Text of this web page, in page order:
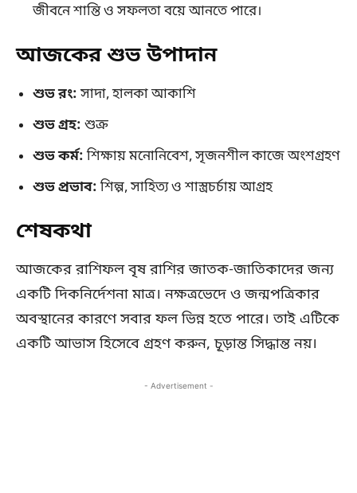
জীবনে শান্তি ও সফলতা বয়ে আনতে পারে।
আজকের শুভ উপাদান
শুভ রং:সাদা, হালকা আকাশি
শুভ গ্রহ: শুক্র
শুভ কর্ম:শিক্ষায় মনোনিবেশ, সৃজনশীল কাজে অংশগ্রহণ
শুভ প্রভাব:শিল্প, সাহিত্য ও শাস্ত্রচর্চায় আগ্রহ
শেষকথা
আজকের রাশিফল বৃষ রাশির জাতক-জাতিকাদের জন্য
একটি দিকনির্দেশনা মাত্র। নক্ষত্রভেদে ও জন্মপত্রিকার
অবস্থানের কারণে সবার ফল ভিন্ন হতে পারে। তাই এটিকে
একটি আভাস হিসেবে গ্রহণ করুন, চূড়ান্ত সিদ্ধান্ত নয়।
- Advertisement -